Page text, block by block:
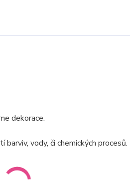
dekorace.
vody, či chemických procesů.